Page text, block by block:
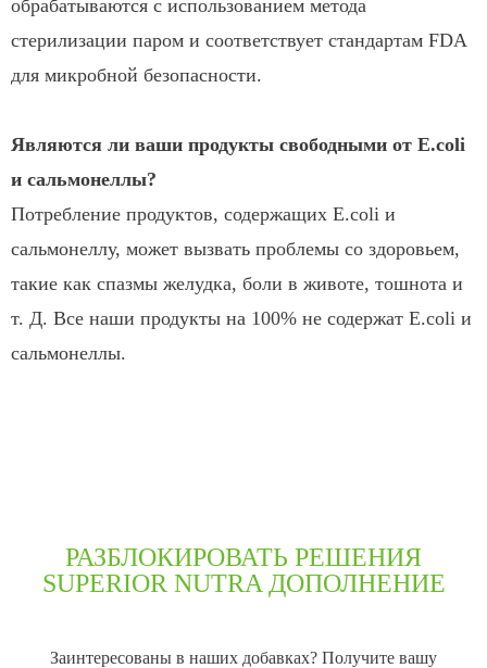
обрабатываются с использованием метода
стерилизации паром и соответствует стандартам FDA
для микробной безопасности.
Являются ли ваши продукты свободными от E.coli
и сальмонеллы?
Потребление продуктов, содержащих E.coli и
сальмонеллу, может вызвать проблемы со здоровьем,
такие как спазмы желудка, боли в животе, тошнота и
т. Д. Все наши продукты на 100% не содержат E.coli и
сальмонеллы.
РАЗБЛОКИРОВАТЬ РЕШЕНИЯ
SUPERIOR NUTRA ДОПОЛНЕНИЕ
Заинтересованы в наших добавках? Получите вашу